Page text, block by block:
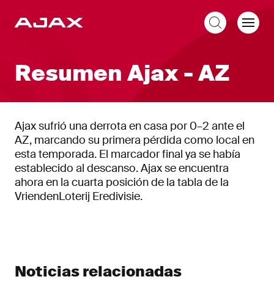
Resumen Ajax - AZ
Ajax sufrió una derrota en casa por 0–2 ante el
AZ, marcando su primera pérdida como local en
esta temporada. El marcador final ya se había
establecido al descanso. Ajax se encuentra
ahora en la cuarta posición de la tabla de la
VriendenLoterij Eredivisie.
Noticias relacionadas